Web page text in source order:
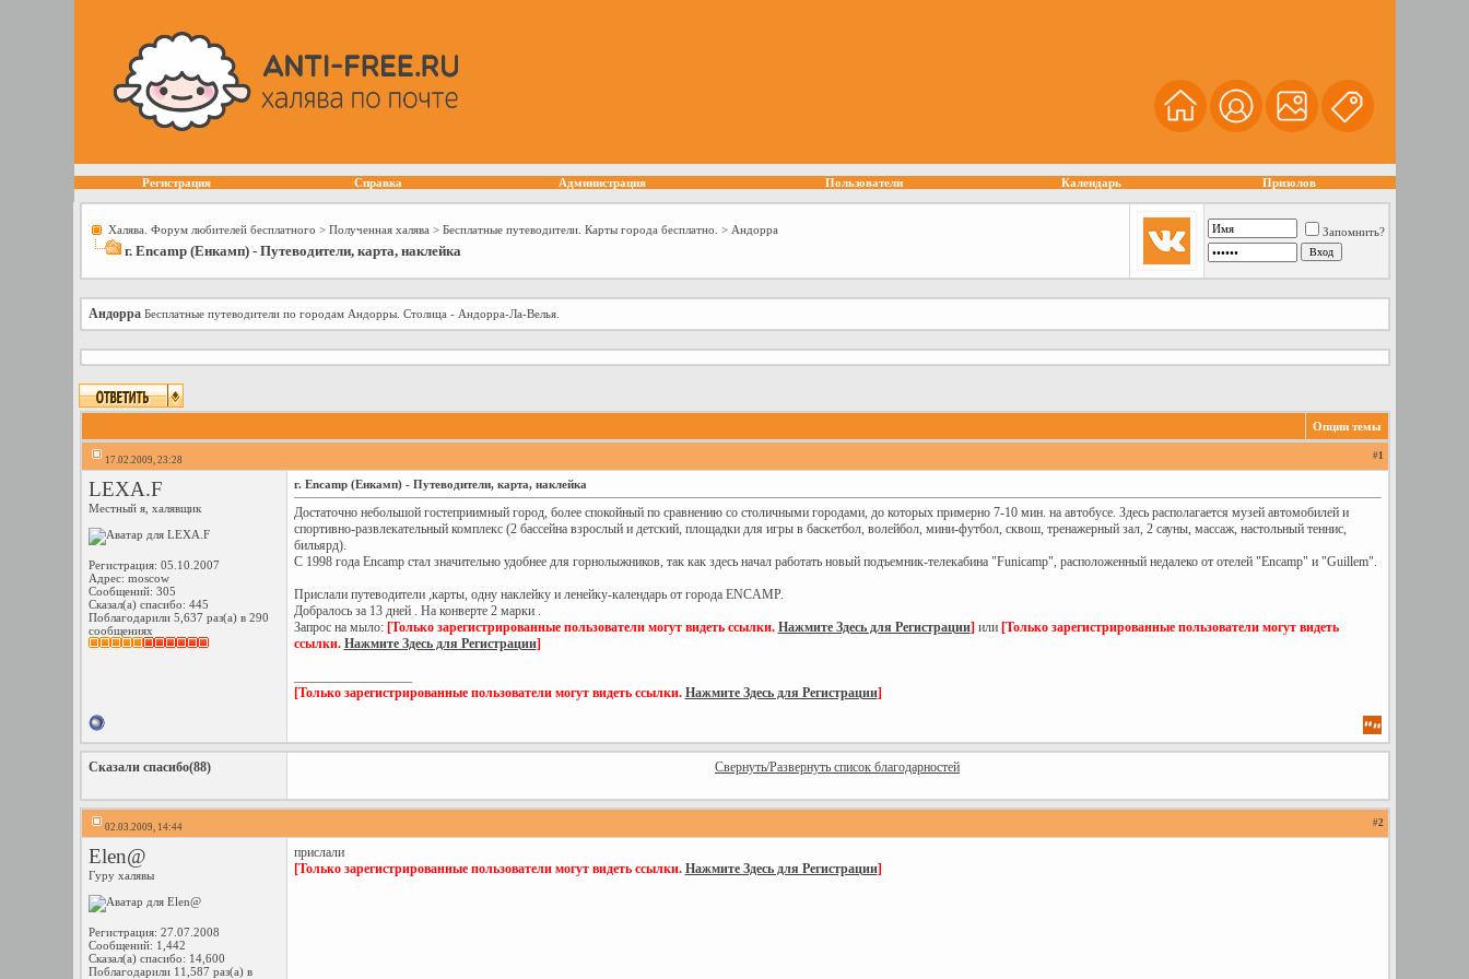
Регистрация Справка Администрация Пользователи Календарь Призолов
Халява. Форум любителей бесплатного > Полученная халява > Бесплатные путеводители. Карты города бесплатно. > Андорра
г. Encamp (Енкамп) - Путеводители, карта, наклейка
Запомнить?
Андорра Бесплатные путеводители по городам Андорры. Столица - Андорра-Ла-Велья.
Опции темы
17.02.2009, 23:28 #1
LEXA.F
Местный я, халявщик
Регистрация: 05.10.2007
Адрес: moscow
Сообщений: 305
Сказал(а) спасибо: 445
Поблагодарили 5,637 раз(а) в 290
сообщениях
г. Encamp (Енкамп) - Путеводители, карта, наклейка
Достаточно небольшой гостеприимный город, более спокойный по сравнению со столичными городами, до которых примерно 7-10 мин. на автобусе. Здесь располагается музей автомобилей и
спортивно-развлекательный комплекс (2 бассейна взрослый и детский, площадки для игры в баскетбол, волейбол, мини-футбол, сквош, тренажерный зал, 2 сауны, массаж, настольный теннис,
бильярд).
C 1998 года Encamp стал значительно удобнее для горнолыжников, так как здесь начал работать новый подъемник-телекабина "Funicamp", расположенный недалеко от отелей "Encamp" и "Guillem".
Прислали путеводители ,карты, одну наклейку и ленейку-календарь от города ENCAMP.
Добралось за 13 дней . На конверте 2 марки .
Запрос на мыло: [Только зарегистрированные пользователи могут видеть ссылки. Нажмите Здесь для Регистрации] или [Только зарегистрированные пользователи могут видеть
ссылки. Нажмите Здесь для Регистрации]
[Только зарегистрированные пользователи могут видеть ссылки. Нажмите Здесь для Регистрации]
Сказали спасибо(88) Свернуть/Развернуть список благодарностей
02.03.2009, 14:44 #2
Elen@
Гуру халявы
Регистрация: 27.07.2008
Сообщений: 1,442
Сказал(а) спасибо: 14,600
Поблагодарили 11,587 раз(а) в
прислали
[Только зарегистрированные пользователи могут видеть ссылки. Нажмите Здесь для Регистрации]